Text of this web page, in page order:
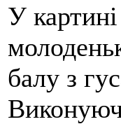
У
балу з